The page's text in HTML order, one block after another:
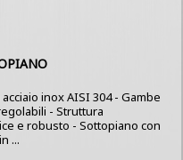
inox AISI 304 - Gambe
- Struttura
e robusto - Sottopiano con
...